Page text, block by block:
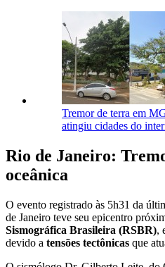
Tremor de terra em
atingiu cidades do
Rio de Janeiro:
oceânica
O evento registrado às 5h31 da
de Janeiro teve seu epicentro
Sismográfica Brasileira (RSBR),
devido a tensões tectônicas que